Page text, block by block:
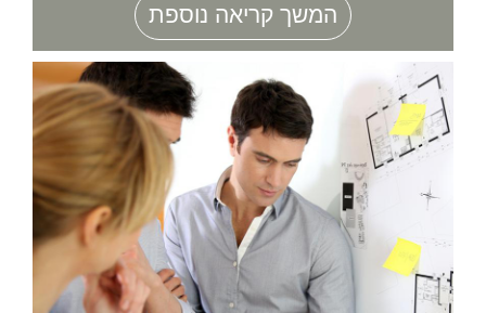
המשך קריאה נוספת